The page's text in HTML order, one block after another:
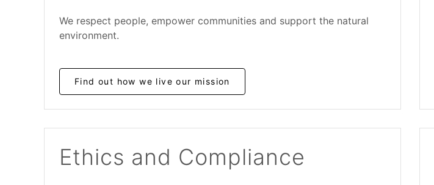
We respect people, empower communities and support the natural
environment.
Find out how we live our mission
Ethics and Compliance